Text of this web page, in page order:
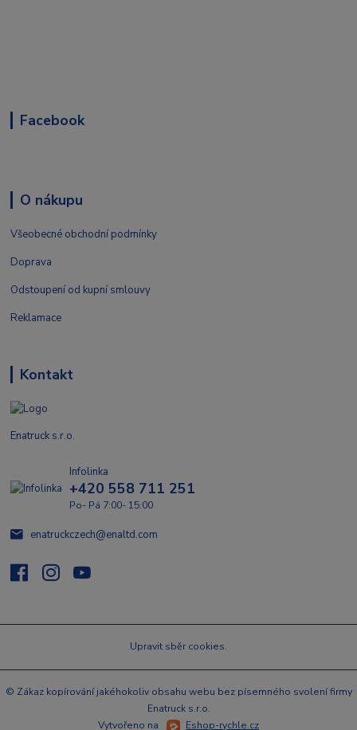
Facebook
O nákupu
Všeobecné obchodní podmínky
Doprava
Odstoupení od kupní smlouvy
Reklamace
Kontakt
Enatruck s.r.o.
Infolinka
+420 558 711 251
Po- Pá 7:00- 15:00
enatruckczech@enaltd.com
Upravit sběr cookies.
© Zákaz kopírování jakéhokoliv obsahu webu bez písemného svolení firmy
Enatruck s.r.o.
Vytvořeno na
Eshop-rychle.cz